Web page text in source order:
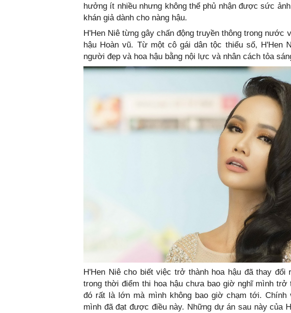
hưởng ít nhiều nhưng không thể phủ nhận được sức
khán giả dành cho nàng hậu.
H'Hen Niê từng gây chấn động truyền thông trong nước
hậu Hoàn vũ. Từ một cô gái dân tộc thiểu số, H'Hen
người đẹp và hoa hậu bằng nội lực và nhân cách tỏa
H'Hen Niê cho biết việc trở thành hoa hậu đã thay
trong thời điểm thi hoa hậu chưa bao giờ nghĩ mình trở
đó rất là lớn mà mình không bao giờ chạm tới.
mình đã đạt được điều này. Những dự án sau này của